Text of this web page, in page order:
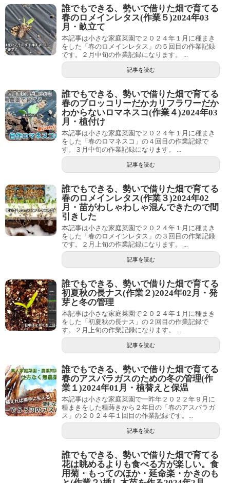
誰でもできる、勢いで借りた畑で育てる
春のロメインレタス(作業５)2024年03
月・畝立て
本記事は小さな家庭菜園で２０２４年１月に種まき
をした「春のロメインレタス」の５回目の作業記録
です。２月中旬の作業記録になります。 ...
記事を読む
誰でもできる、勢いで借りた畑で育てる
春のブロッコリーだかカリフラワーだか
わからないロマネスコ(作業４)2024年03
月・植付け
本記事は小さな家庭菜園で２０２４年１月に種まき
をした「春のロマネスコ」の４回目の作業記録で
す。３月中旬の作業記録になります。 ...
記事を読む
誰でもできる、勢いで借りた畑で育てる
春のロメインレタス(作業３)2024年02
月・苗がわしゃわしゃ混んできたので間
引きした
本記事は小さな家庭菜園で２０２４年１月に種まき
をした「春のロメインレタス」の３回目の作業記録
です。２月上旬の作業記録になります。 ...
記事を読む
誰でもできる、勢いで借りた畑で育てる
初夏秋の長ナス(作業２)2024年02月・発
芽と冬の管理
本記事は小さな家庭菜園で２０２４年１月に種まき
をした「初夏秋の長ナス」の２回目の作業記録で
す。２月上旬の作業記録になります。 ...
記事を読む
誰でもできる、勢いで借りた畑で育てる
春のアスパラガスのための冬の管理(作
業１)2024年01月・植替えと保温
本記事は小さな家庭菜園で一昨年２０２２年９月に
種まきをした種蒔きから２年目の「春のアスパラガ
ス」の２０２４年１回目の作業記録です。...
記事を読む
誰でもできる、勢いで借りた畑で育てる
花は眺めるよりも食べる方が楽しい。食
用菊・もってのほか・延命楽・かきのも